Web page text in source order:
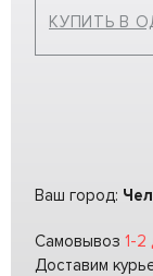
КУПИТЬ В
Ваш город:
Самовывоз 1-2
Доставим